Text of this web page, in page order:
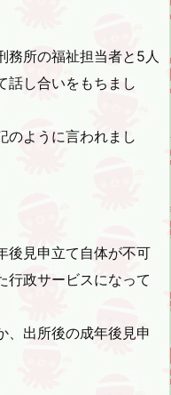
務所の福祉担当者と5人
話し合いをもちまし
のように言われまし
後見申立て自体が不可
行政サービスになって
、出所後の成年後見申